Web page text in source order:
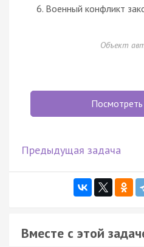
Военный конфликт
Объект
Предыдущая задача
Вместе с этой